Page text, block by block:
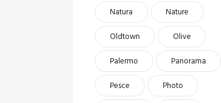
Natura
Nature
Oldtown
Olive
Palermo
Panorama
Pesce
Photo